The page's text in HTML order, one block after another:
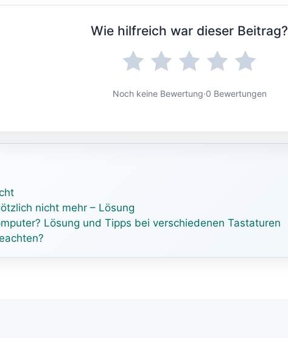
Wie hilfreich war dieser Beitrag?
Noch keine Bewertung·0 Bewertungen
nicht mehr – Lösung
Lösung und Tipps bei verschiedenen Tastaturen